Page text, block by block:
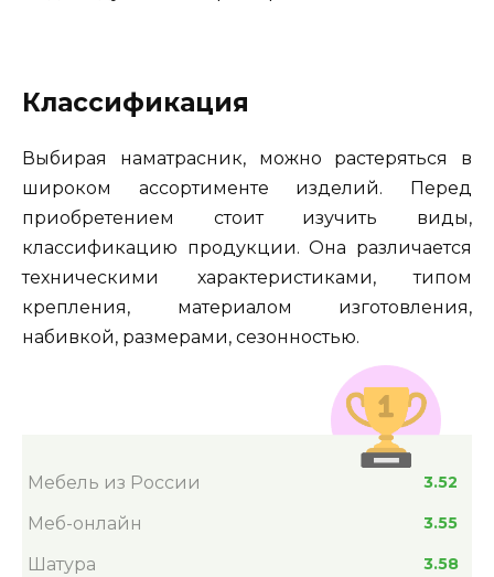
Классификация
Выбирая наматрасник, можно растеряться в
широком ассортименте изделий. Перед
приобретением стоит изучить виды,
классификацию продукции. Она различается
техническими характеристиками, типом
крепления, материалом изготовления,
набивкой, размерами, сезонностью.
Мебель из России 3.52
Меб-онлайн 3.55
Шатура 3.58